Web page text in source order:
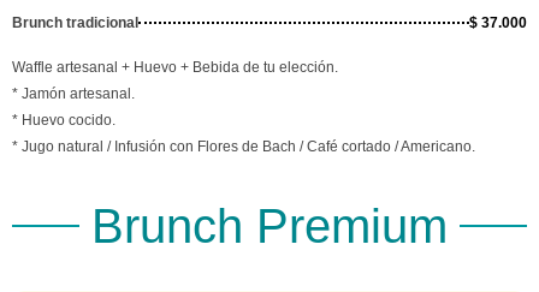
Brunch tradicional $ 37.000
Waffle artesanal + Huevo + Bebida de tu elección.
* Jamón artesanal.
* Huevo cocido.
* Jugo natural / Infusión con Flores de Bach / Café cortado / Americano.
Brunch Premium